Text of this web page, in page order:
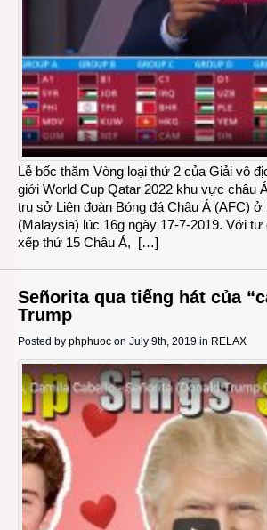
Lễ bốc thăm Vòng loại thứ 2 của Giải vô
giới World Cup Qatar 2022 khu vực châu
trụ sở Liên đoàn Bóng đá Châu Á (AFC) ở
(Malaysia) lúc 16g ngày 17-7-2019. Với tư
xếp thứ 15 Châu Á, […]
Señorita qua tiếng hát của
Trump
Posted by phphuoc on July 9th, 2019 in RELAX